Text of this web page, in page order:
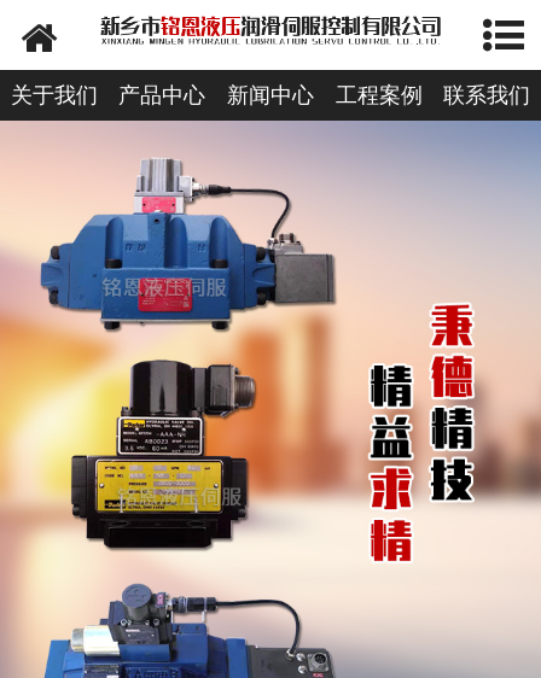
网站首页
公司简介
资料下载
在线留言
人才招聘
联系我们
关于我们 产品中心 新闻中心 工程案例 联系我们